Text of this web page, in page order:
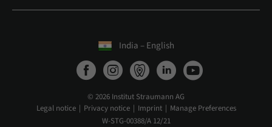
India – English
© 2026 Institut Straumann AG
Legal notice
Privacy notice Imprint
Manage Preferences
W-STG-00388/A 12/21